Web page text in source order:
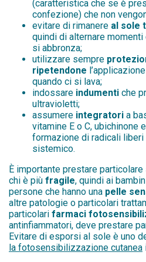
(caratteristica che se è
confezione) che non
evitare di rimanere al sole
quindi di alternare
si abbronza;
utilizzare sempre
ripetendone
quando ci si lava;
indossare indumenti che
ultravioletti;
assumere integratori a
vitamine E o C, ubichinone
formazione di radicali
sistemico.
È importante prestare particolare
chi è più fragile, quindi ai
persone che hanno una pelle
altre patologie o particolari
particolari farmaci
antinfiammatori, deve prestare
Evitare di esporsi al sole è uno
la fotosensibilizzazione cutanea